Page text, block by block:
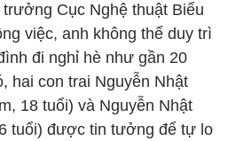
Cục Nghệ thuật Biểu
việc, anh không thể duy trì
đi nghỉ hè như gần 20
hai con trai Nguyễn Nhật
18 tuổi) và Nguyễn Nhật
tuổi) được tin tưởng để tự lo